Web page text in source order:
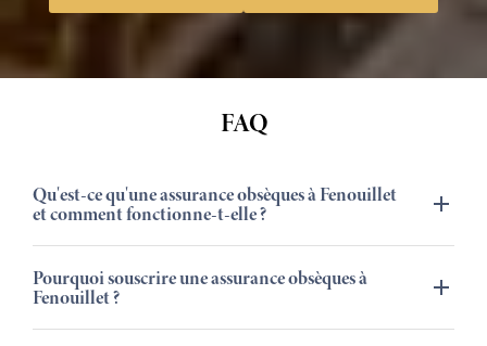
FAQ
Qu'est-ce qu'une assurance obsèques à Fenouillet
et comment fonctionne-t-elle ?
Pourquoi souscrire une assurance obsèques à
Fenouillet ?